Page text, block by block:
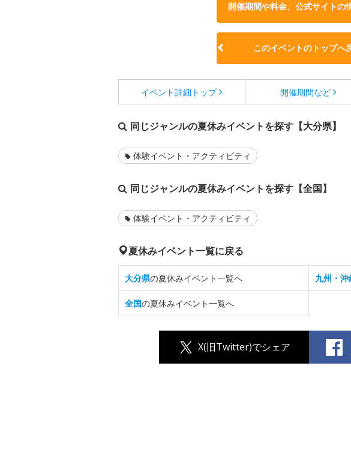
開催期間や料金、公式サイトの
このイベントのトップへ
イベント詳細 トップ 開催期間など
同じジャンルの夏休みイベントを探す【大分県】
体験イベント・アクティビティ
同じジャンルの夏休みイベントを探す【全国】
体験イベント・アクティビティ
夏休みイベント一覧に戻る
大分県の夏休みイベント一覧へ 九州・沖
全国の夏休みイベント一覧へ
X(旧Twitter)でシェア